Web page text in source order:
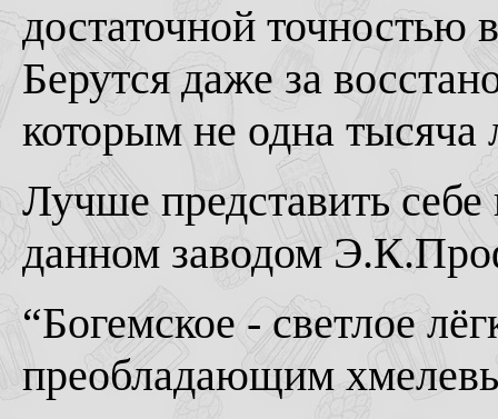
достаточной точностью
Берутся даже за
которым не одна тысяча
Лучше представить
данном заводом
“Богемское - светлое
преобладающим